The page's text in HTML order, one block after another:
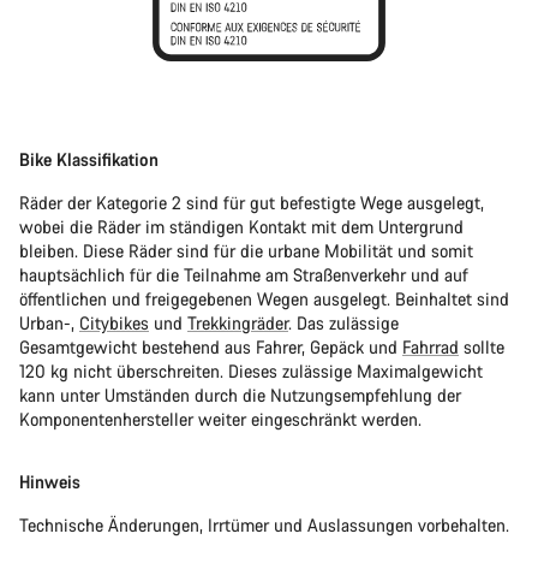
Bike Klassifikation
Räder der Kategorie 2 sind für gut befestigte Wege ausgelegt,
wobei die Räder im ständigen Kontakt mit dem Untergrund
bleiben. Diese Räder sind für die urbane Mobilität und somit
hauptsächlich für die Teilnahme am Straßenverkehr und auf
öffentlichen und freigegebenen Wegen ausgelegt. Beinhaltet sind
Urban-, Citybikes und Trekkingräder. Das zulässige
Gesamtgewicht bestehend aus Fahrer, Gepäck und Fahrrad sollte
120 kg nicht überschreiten. Dieses zulässige Maximalgewicht
kann unter Umständen durch die Nutzungsempfehlung der
Komponentenhersteller weiter eingeschränkt werden.
Hinweis
Technische Änderungen, Irrtümer und Auslassungen vorbehalten.